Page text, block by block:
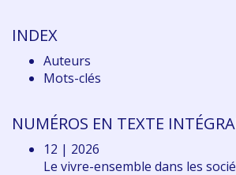
INDEX
Auteurs
Mots-clés
NUMÉROS EN TEXTE
12 | 2026
Le vivre-ensemble dans les